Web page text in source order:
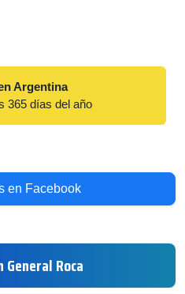
Argentina
365 días del año
en Facebook
Roca